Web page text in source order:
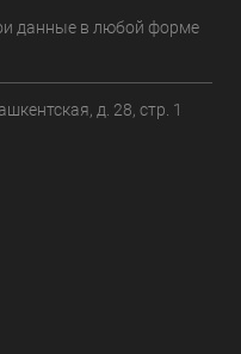
данные в любой форме
д. 28, стр. 1